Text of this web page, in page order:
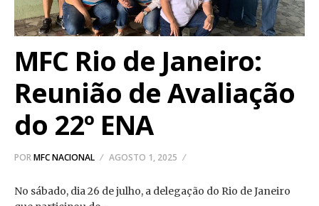
MFC Rio de Janeiro:
Reunião de Avaliação
do 22º ENA
PORMFC NACIONAL AGOSTO 1, 2025
No sábado, dia 26 de julho, a delegação do Rio de Janeiro